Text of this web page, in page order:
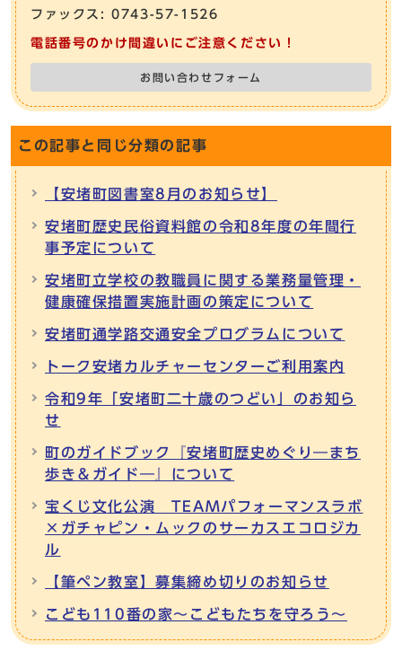
ファックス: 0743-57-1526
電話番号のかけ間違いにご注意ください！
お問い合わせフォーム
この記事と同じ分類の記事
【安堵町図書室8月のお知らせ】
安堵町歴史民俗資料館の令和8年度の年間行
事予定について
安堵町立学校の教職員に関する業務量管理・
健康確保措置実施計画の策定について
安堵町通学路交通安全プログラムについて
トーク安堵カルチャーセンターご利用案内
令和9年「安堵町二十歳のつどい」のお知ら
せ
町のガイドブック『安堵町歴史めぐり―まち
歩き＆ガイド―』について
宝くじ文化公演 TEAMパフォーマンスラボ
×ガチャピン・ムックのサーカスエコロジカ
ル
【筆ペン教室】募集締め切りのお知らせ
こども110番の家～こどもたちを守ろう～